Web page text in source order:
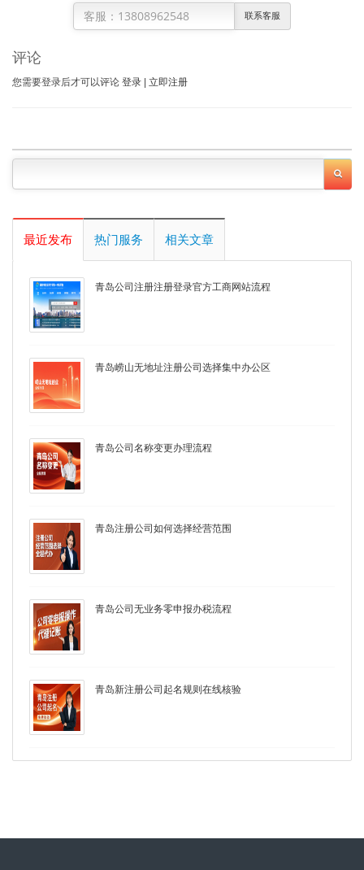
13808962548 联系客服
评论
您需要登录后才可以评论 登录 | 立即注册
最近发布 热门服务 相关文章
青岛公司注册注册登录官方工商网站流程
青岛崂山无地址注册公司选择集中办公区
青岛公司名称变更办理流程
青岛注册公司如何选择经营范围
青岛公司无业务零申报办税流程
青岛新注册公司起名规则在线核验